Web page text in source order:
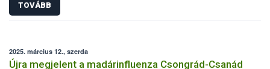
TOVÁBB
2025. március 12., szerda
Újra megjelent a madárinfluenza Csongrád-Csanád